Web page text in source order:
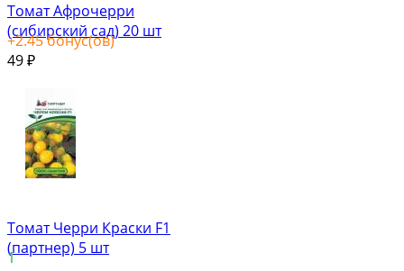
Томат Афрочерри
(сибирский сад) 20 шт
+2.45бонус(ов)
49 ₽
Томат Черри Краски F1
(партнер) 5 шт
1